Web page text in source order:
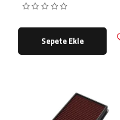
Sepete Ekle